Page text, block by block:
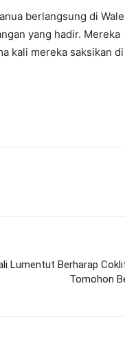
berlangsung di
yang hadir. Mereka
kali mereka saksikan
Lumentut Berharap
Tomohon